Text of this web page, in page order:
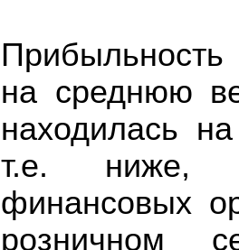
на среднюю
находилась
т.е. ниже,
финансовых
розничном